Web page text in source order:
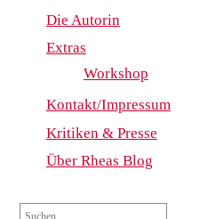
Die Autorin
Extras
Workshop
Kontakt/Impressum
Kritiken & Presse
Über Rheas Blog
Suche